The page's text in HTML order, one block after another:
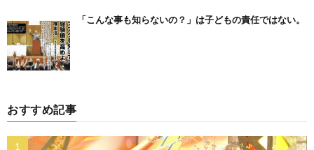
「こんな事も知らないの？」は子どもの責任ではない。
おすすめ記事